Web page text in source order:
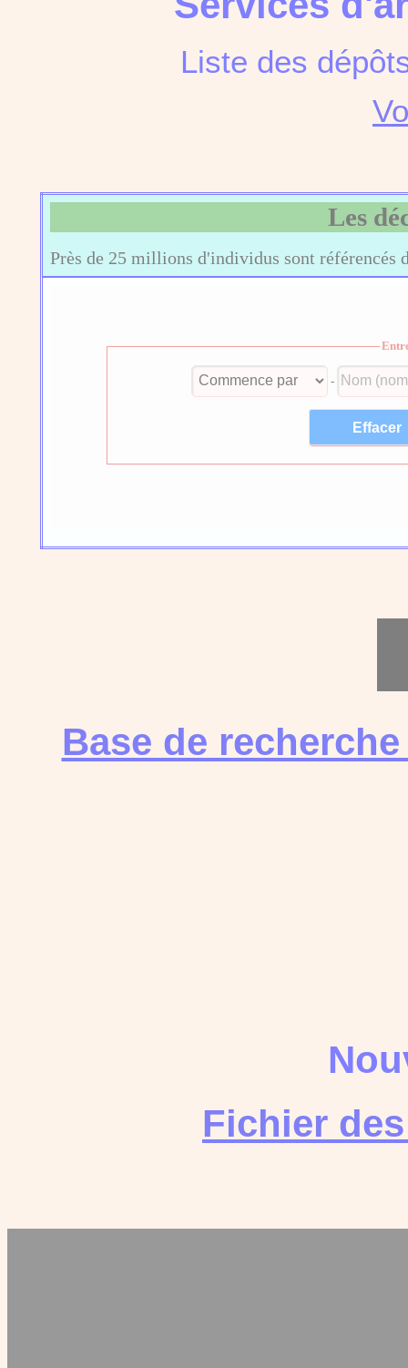
Liste des
Les
Près de 25 millions d'individus sont référencés
-
Base de
Fichier